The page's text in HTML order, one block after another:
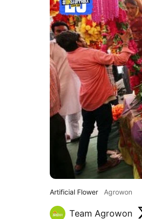
Artificial Flower Agrowon
Team Agrowon